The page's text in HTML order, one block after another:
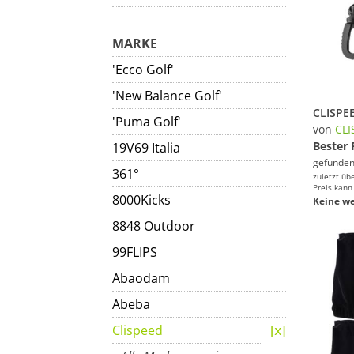
MARKE
'Ecco Golf'
'New Balance Golf'
'Puma Golf'
19V69 Italia
361°
8000Kicks
8848 Outdoor
99FLIPS
Abaodam
Abeba
Clispeed
von
Bester
zuletzt
Preis
Keine